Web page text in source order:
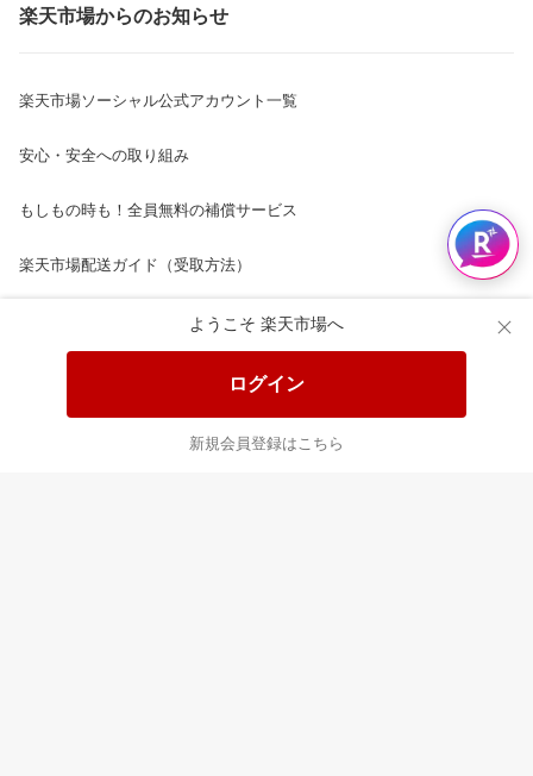
ようこそ 楽天市場へ
ログイン
新規会員登録はこちら
楽天市場からのお知らせ
楽天市場ソーシャル公式アカウント一覧
安心・安全への取り組み
もしもの時も！全員無料の補償サービス
楽天市場配送ガイド（受取方法）
楽天にお店を開きませんか？
楽天ショッピングサービスご利用規約